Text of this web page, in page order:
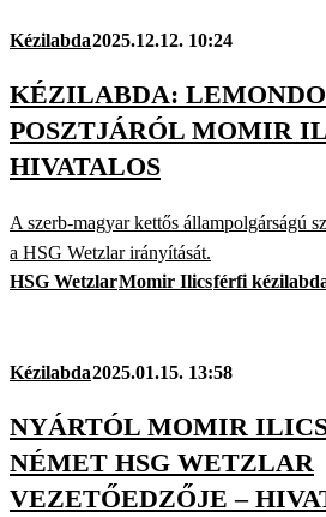
Kézilabda2025.12.12. 10:24
KÉZILABDA:
POSZTJÁRÓL MOMIR
HIVATALOS
A szerb-magyar kettős állampolgárságú
a HSG Wetzlar irányítását.
HSG WetzlarMomir Ilicsférfi
Kézilabda2025.01.15. 13:58
NYÁRTÓL MOMIR
NÉMET HSG WETZLAR
VEZETŐEDZŐJE –